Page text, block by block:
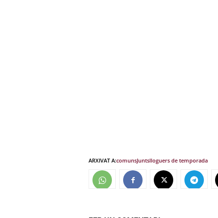
ARXIVAT A:comunsJuntslloguers de temporada